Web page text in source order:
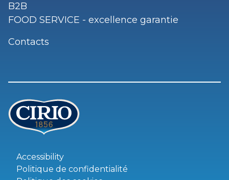
B2B
FOOD SERVICE - excellence garantie
Contacts
Accessibility
Politique de confidentialité